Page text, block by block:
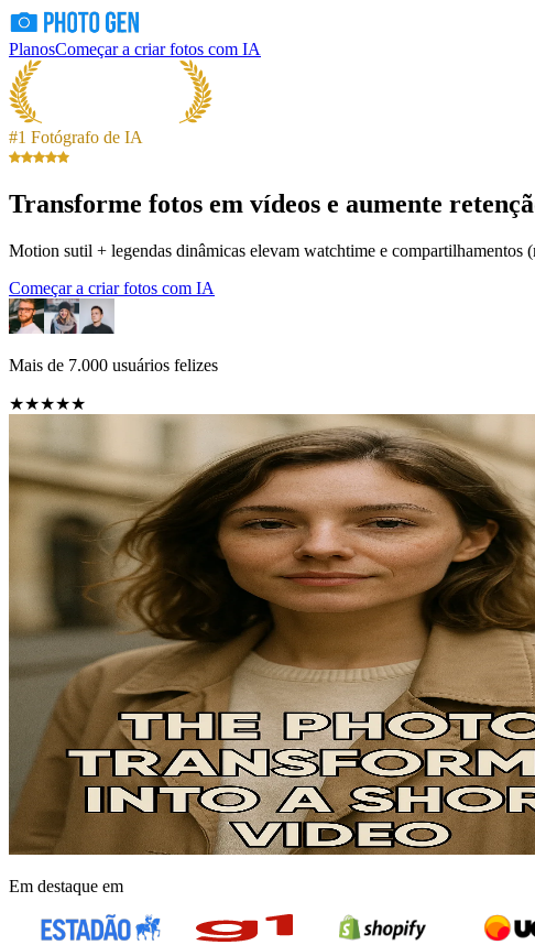
PlanosComeçar a criar fotos com IA
#1 Fotógrafo de IA
Transforme fotos em vídeos e aumente
Motion sutil + legendas dinâmicas elevam watchtime e compartilhamentos
Começar a criar fotos com IA
Mais de 7.000 usuários felizes
★★★★★
Em destaque em